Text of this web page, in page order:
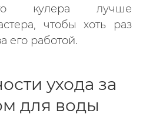
кулера лучше
чтобы хоть раз
его работой.
ухода за
для воды